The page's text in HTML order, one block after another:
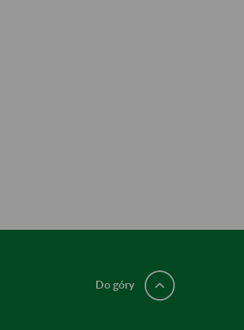
Do góry